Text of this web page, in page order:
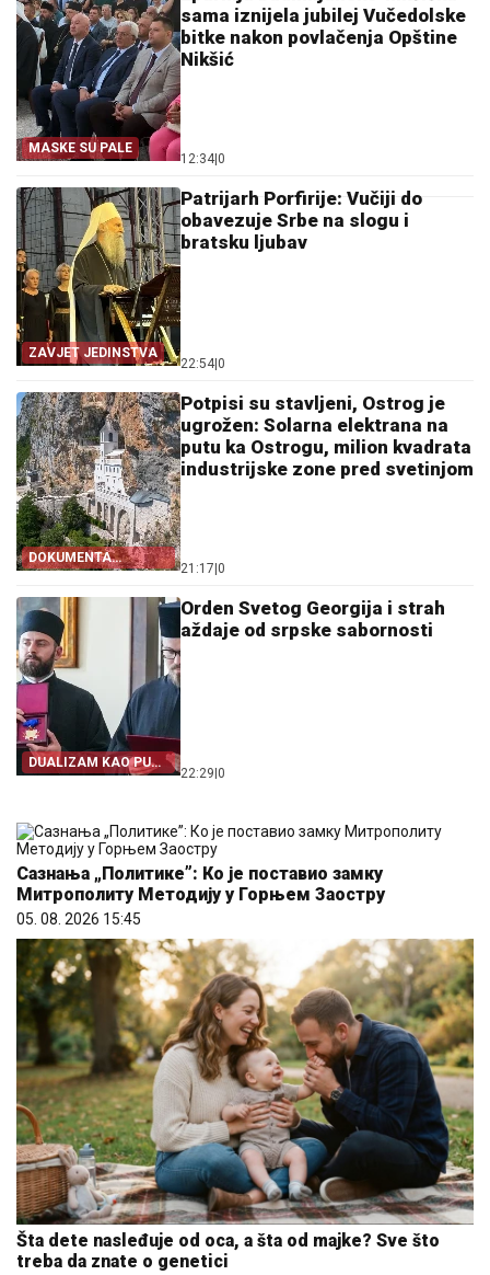
MASKE SU PALE
sama iznijela jubilej Vučedolske
bitke nakon povlačenja Opštine
Nikšić
12:34 0
ZAVJET JEDINSTVA
Patrijarh Porfirije: Vučiji do
obavezuje Srbe na slogu i
bratsku ljubav
22:54 0
DOKUMENTA
OTKRIVAJU
Potpisi su stavljeni, Ostrog je
ugrožen: Solarna elektrana na
putu ka Ostrogu, milion kvadrata
industrijske zone pred svetinjom
21:17 0
DUALIZAM KAO PUT
IZ SRPSTVA
Orden Svetog Georgija i strah
aždaje od srpske sabornosti
22:29 0
Сазнања „Политике”: Ко је поставио замку
Митрополиту Методију у Горњем Заостру
05. 08. 2026 15:45
Šta dete nasleđuje od oca, a šta od majke? Sve što
treba da znate o genetici